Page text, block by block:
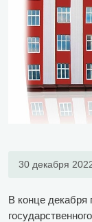
30 декабря
В конце декабря